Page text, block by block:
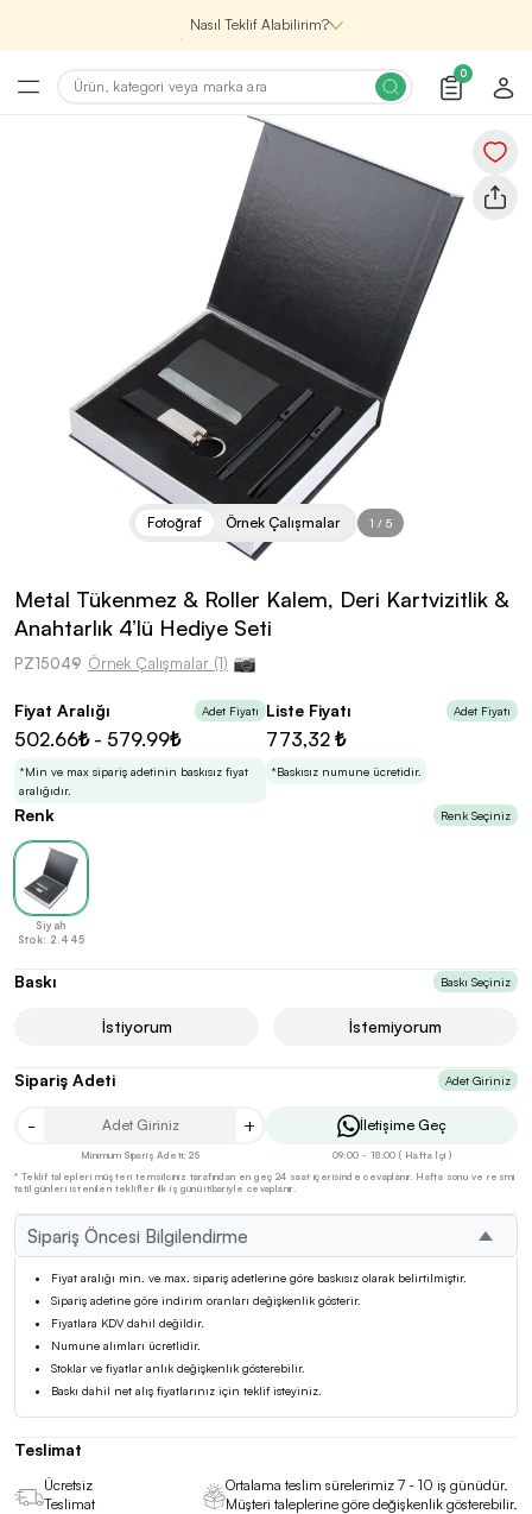
Nasıl Teklif Alabilirim?
Şirketin için İhtiyacın Olan
Promosyon Ürünlerini Bul!
Şirketin için ihtiyacın olan farklı kategorilerde
binlerce kaliteli ve yenilikçi ürünü, seçkin marka ve
üretici firma garantisi ile Promozone’da
Renk, Baskı ve Adet
Seçimini Yap!
2
Promosyon ürününü özelleştirmek için renk, baskı
yönü ve adet gibi detayları seçerek, teklif adımına
geçmeden önce tüm tercihlerine uygun seçenekleri
kolayca belirleyebilirsin.
Teklif Al!
3
Markan için hayal ettiğin ürünü, en uygun fiyatlarla
Promozone’da bulduktan sonra, uzman ekibimiz
0
Metal Tükenmez & Roller Kalem, Deri Kartvizitlik &
Anahtarlık 4’lü Hediye Seti
PZ15049 Örnek Çalışmalar (1)
Fotoğraf Örnek Çalışmalar 1 / 5
Fiyat Aralığı Adet Fiyatı
502.66₺ - 579.99₺
*Min ve max sipariş adetinin baskısız fiyat
aralığıdır.
Liste Fiyatı Adet Fiyatı
773,32 ₺
*Baskısız numune ücretidir.
Sipariş Öncesi Bilgilendirme
Fiyat aralığı min. ve max. sipariş adetlerine göre baskısız olarak belirtilmiştir.
Sipariş adetine göre indirim oranları değişkenlik gösterir.
Fiyatlara KDV dahil değildir.
Numune alımları ücretlidir.
Stoklar ve fiyatlar anlık değişkenlik gösterebilir.
Baskı dahil net alış fiyatlarınız için teklif isteyiniz.
Renk Renk Seçiniz
Siyah
Stok: 2.445
Baskı Baskı Seçiniz
İstiyorum İstemiyorum
Sipariş Adeti Adet Giriniz
- +
Minimum Sipariş Adeti: 25
İletişime Geç
09:00 - 18:00 ( Hafta İçi )
* Teklif talepleri müşteri temsilciniz tarafından en geç 24 saat içerisinde cevaplanır. Hafta sonu ve resmi
tatil günleri istenilen teklifler ilk iş günü itibariyle cevaplanır.
Teslimat
Ücretsiz
Teslimat
Ortalama teslim sürelerimiz 7 - 10 iş günüdür.
Müşteri taleplerine göre değişkenlik gösterebilir.